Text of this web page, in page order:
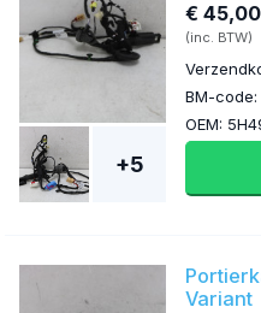
+5
€ 45,00
(inc. BTW)
BM-code:
OEM:
Variant